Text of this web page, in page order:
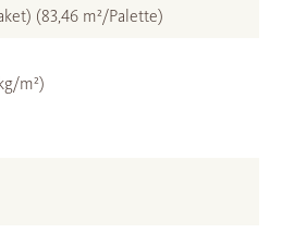
(83,46 m²/Palette)
m²)